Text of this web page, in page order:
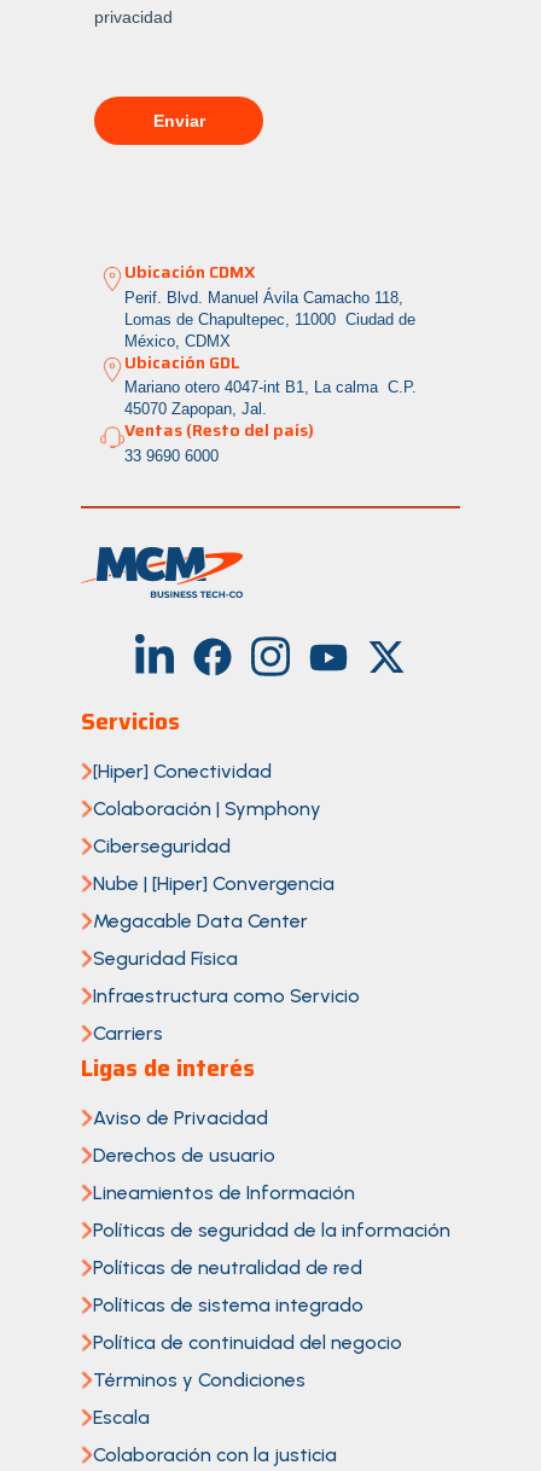
Ubicación CDMX
Perif. Blvd. Manuel Ávila Camacho 118,
Lomas de Chapultepec, 11000 Ciudad de
México, CDMX
Ubicación GDL
Mariano otero 4047-int B1, La calmaC.P.
45070 Zapopan, Jal.
Ventas (Resto del país)
33 9690 6000
Servicios
[Hiper] Conectividad
Colaboración | Symphony
Ciberseguridad
Nube | [Hiper] Convergencia
Megacable Data Center
Seguridad Física
Infraestructura como Servicio
Carriers
Ligas de interés
Aviso de Privacidad
Derechos de usuario
Lineamientos de Información
Políticas de seguridad de la información
Políticas de neutralidad de red
Políticas de sistema integrado
Política de continuidad del negocio
Términos y Condiciones
Escala
Colaboración con la justicia